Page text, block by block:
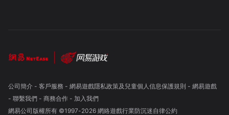
公司簡介- 客戶服務 - 網易遊戲隱私政策及兒童個人信息保護規則 - 網易遊戲
- 聯繫我們- 商務合作- 加入我們
網易公司版權所有 ©1997-2026 網絡遊戲行業防沉迷自律公約